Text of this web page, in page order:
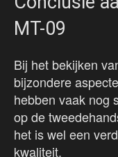
MT-09
Bij het bekijken
bijzondere
hebben vaak nog
op de
het is wel een
kwaliteit.